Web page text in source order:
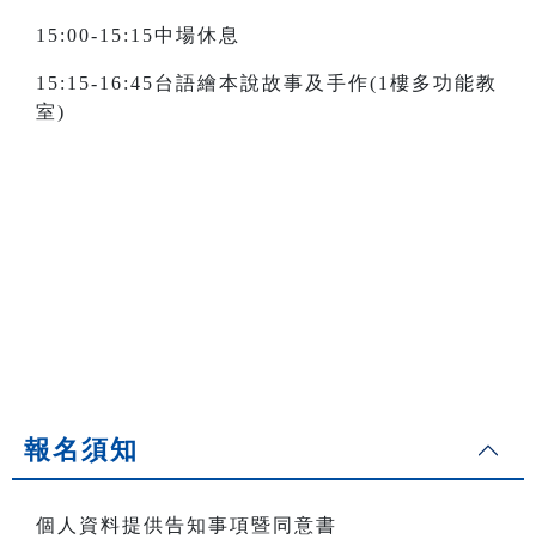
15:00-15:15中場休息
15:15-16:45台語繪本說故事及手作(1樓多功能教
室)
報名須知
個人資料提供告知事項暨同意書